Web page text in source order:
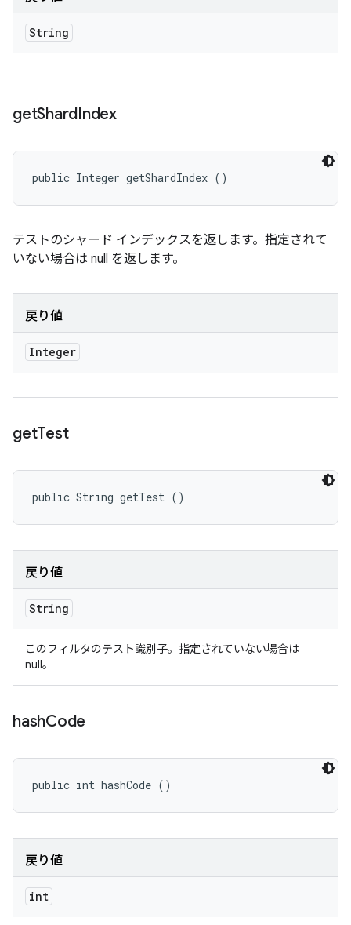
String
getShardIndex
public Integer getShardIndex ()
テストのシャード インデックスを返します。指定されて
いない場合は null を返します。
戻り値
Integer
getTest
public String getTest ()
戻り値
String
このフィルタのテスト識別子。指定されていない場合は
null。
hashCode
public int hashCode ()
戻り値
int